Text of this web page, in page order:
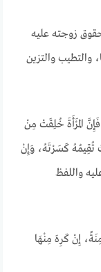
زوجته عليه
والتطيب والتزين
المَرْأَةَ خُلِقَتْ مِنْ
تُقِيمُهُ كَسَرْتَهُ، وَإِنْ
واللفظ
إِنْ كَرِهَ مِنْهَا